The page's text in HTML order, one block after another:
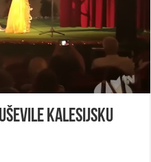
kalesijsku